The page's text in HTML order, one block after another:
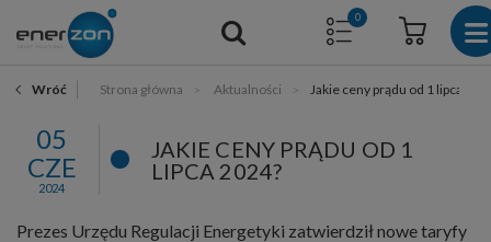
0
Wróć Strona główna Aktualności Jakie ceny prądu od 1 lipca
05
CZE
2024
JAKIE CENY PRĄDU OD 1
LIPCA 2024?
Prezes Urzędu Regulacji Energetyki zatwierdził nowe taryfy